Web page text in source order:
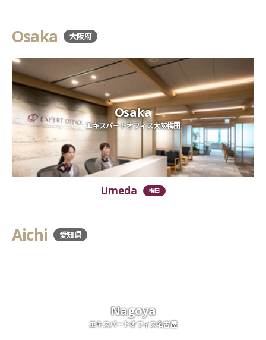
Osaka 大阪府
Osaka
エキスパートオフィス大阪梅田
Umeda 梅田
Aichi 愛知県
Nagoya
エキスパートオフィス名古屋